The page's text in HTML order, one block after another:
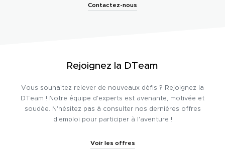
Contactez-nous
Rejoignez la DTeam
Vous souhaitez relever de nouveaux défis ? Rejoignez la
DTeam ! Notre équipe d'experts est avenante, motivée et
soudée. N'hésitez pas à consulter nos dernières offres
d'emploi pour participer à l'aventure !
Voir les offres